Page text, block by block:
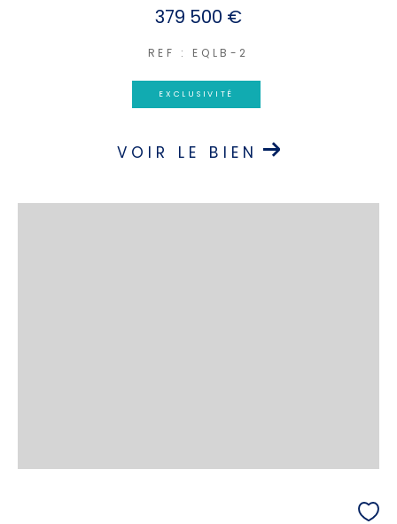
379 500 €
REF : EQLB-2
EXCLUSIVITÉ
VOIR LE BIEN